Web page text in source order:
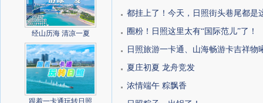
经山历海 清凉一夏
跟着一卡通玩转日照
都挂上了！今天，日照街头巷尾都是
圈粉！日照这里太有“国际范儿”了！
日照旅游一卡通、山海畅游卡吉祥物
夏庄初夏 龙舟竞发
浓情端午 粽飘香